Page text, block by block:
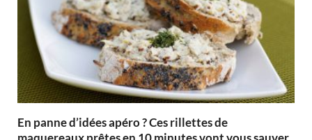
En panne d’idées apéro ? Ces rillettes de